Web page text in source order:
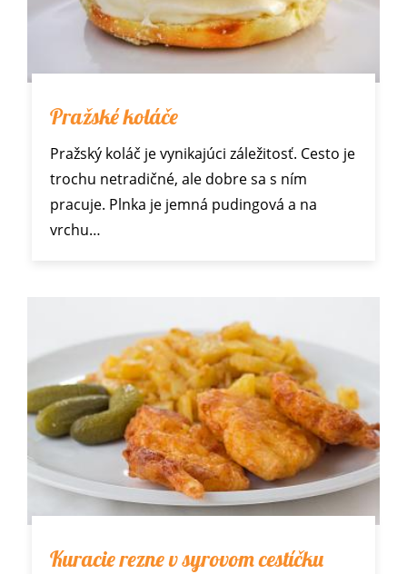
Pražské koláče
Pražský koláč je vynikajúci záležitosť. Cesto je
trochu netradičné, ale dobre sa s ním
pracuje. Plnka je jemná pudingová a na
vrchu…
Kuracie rezne v syrovom cestíčku